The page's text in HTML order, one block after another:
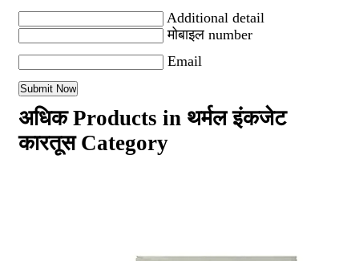
Additional detail
मोबाइल number
Email
अधिक Products in थर्मल इंकजेट
कारतूस Category